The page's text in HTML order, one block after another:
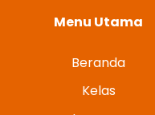
Menu Utama
Beranda
Kelas